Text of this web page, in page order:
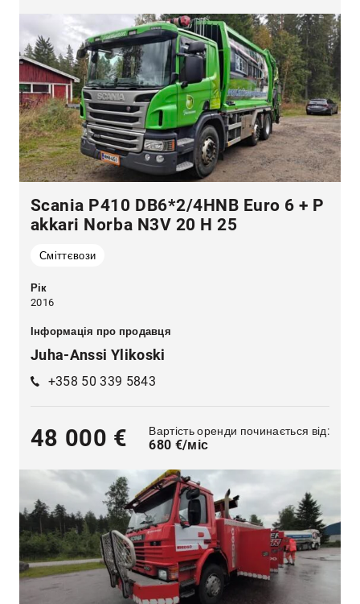
Scania P410 DB6*2/4HNB Euro 6 + P
akkari Norba N3V 20 H 25
Сміттєвози
Рік
2016
Інформація про продавця
Juha-Anssi Ylikoski
+358 50 339 5843
48 000 € Вартість оренди починається від:
680 €/міс